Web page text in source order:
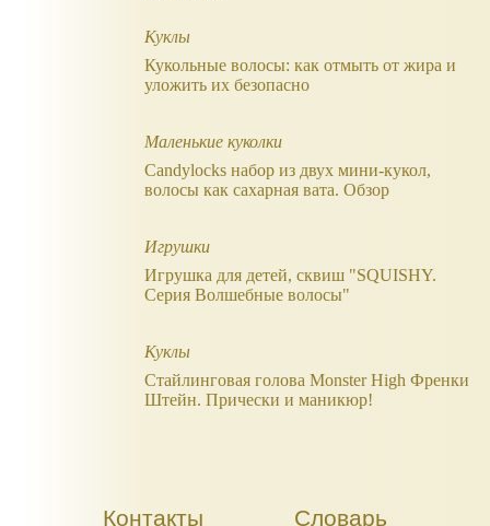
Куклы
Кукольные волосы: как отмыть от жира и
уложить их безопасно
Маленькие куколки
Candylocks набор из двух мини-кукол,
волосы как сахарная вата. Обзор
Игрушки
Игрушка для детей, сквиш "SQUISHY.
Серия Волшебные волосы"
Куклы
Стайлинговая голова Monster High Френки
Штейн. Прически и маникюр!
Контакты Словарь